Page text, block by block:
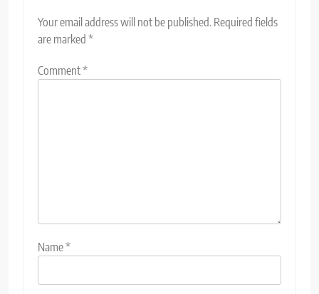
Your email address will not be published. Required fields
are marked *
Comment*
Name*